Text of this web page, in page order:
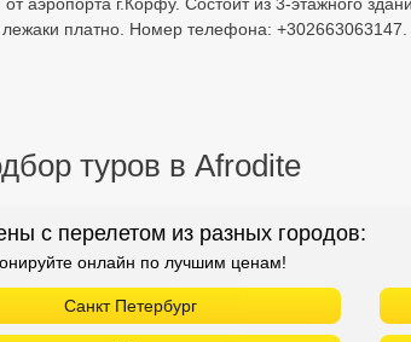
платно. Номер телефона:
туров в Afrodite
с перелетом из разных городов:
онлайн по лучшим ценам!
Санкт Петербург